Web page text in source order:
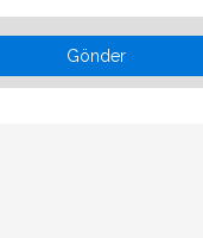
Gönder